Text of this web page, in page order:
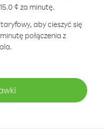
¢ za minutę.
aby cieszyć się
połączenia z